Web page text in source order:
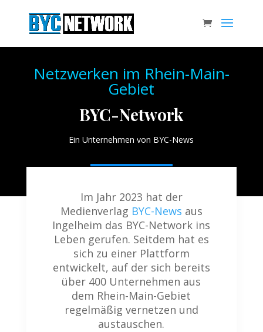
Netzwerken im Rhein-Main-
Gebiet
BYC-Network
Ein Unternehmen von BYC-News
Im Jahr 2023 hat der
Medienverlag BYC-News aus
Ingelheim das BYC-Network ins
Leben gerufen. Seitdem hat es
sich zu einer Plattform
entwickelt, auf der sich bereits
über 400 Unternehmen aus
dem Rhein-Main-Gebiet
regelmäßig vernetzen und
austauschen.